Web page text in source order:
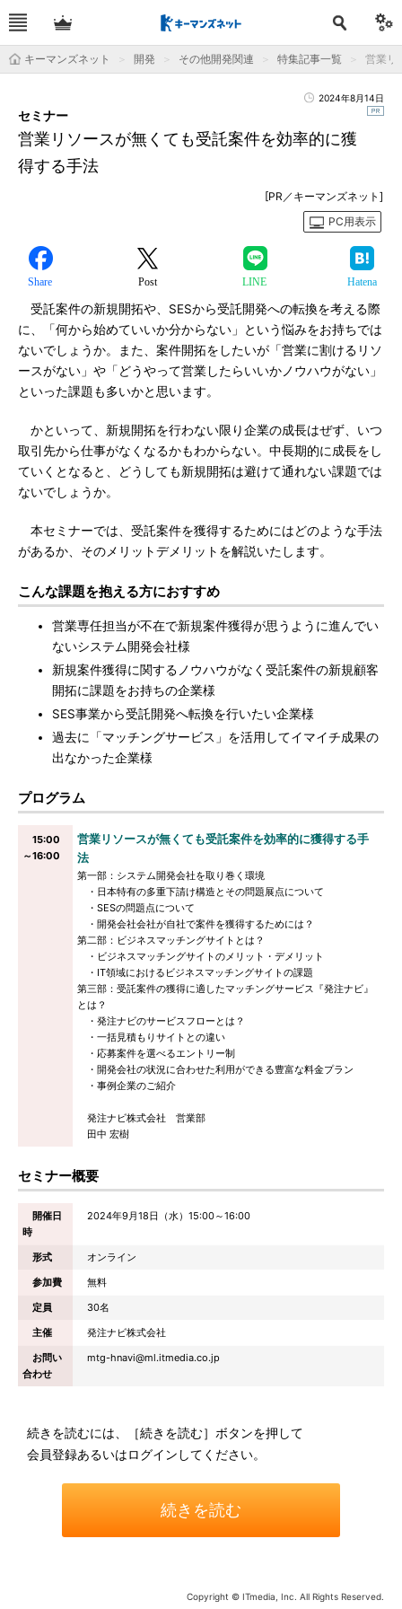
キーマンズネット 開発 その他開発関連 特集記事一覧 営業リ
2024年8月14日
営業リソースが無くても受託案件を効率的に獲
得する手法
セミナー
[PR／キーマンズネット]
PC用表示
Share Post LINE Hatena
受託案件の新規開拓や、SESから受託開発への転換を考える際
に、「何から始めていいか分からない」という悩みをお持ちでは
ないでしょうか。また、案件開拓をしたいが「営業に割けるリソ
ースがない」や「どうやって営業したらいいかノウハウがない」
といった課題も多いかと思います。
かといって、新規開拓を行わない限り企業の成長はぜず、いつ
取引先から仕事がなくなるかもわからない。中長期的に成長をし
ていくとなると、どうしても新規開拓は避けて通れない課題では
ないでしょうか。
本セミナーでは、受託案件を獲得するためにはどのような手法
があるか、そのメリットデメリットを解説いたします。
こんな課題を抱える方におすすめ
営業専任担当が不在で新規案件獲得が思うように進んでい
ないシステム開発会社様
新規案件獲得に関するノウハウがなく受託案件の新規顧客
開拓に課題をお持ちの企業様
SES事業から受託開発へ転換を行いたい企業様
過去に「マッチングサービス」を活用してイマイチ成果の
出なかった企業様
プログラム
15:00
～16:00
営業リソースが無くても受託案件を効率的に獲得する手
法
第一部：システム開発会社を取り巻く環境
・日本特有の多重下請け構造とその問題展点について
・SESの問題点について
・開発会社会社が自社で案件を獲得するためには？
第二部：ビジネスマッチングサイトとは？
・ビジネスマッチングサイトのメリット・デメリット
・IT領域におけるビジネスマッチングサイトの課題
第三部：受託案件の獲得に適したマッチングサービス『発注ナビ』
とは？
・発注ナビのサービスフローとは？
・一括見積もりサイトとの違い
・応募案件を選べるエントリー制
・開発会社の状況に合わせた利用ができる豊富な料金プラン
・事例企業のご紹介
発注ナビ株式会社 営業部
田中 宏樹
セミナー概要
開催日
時
2024年9月18日（水）15:00～16:00
形式
オンライン
参加費
無料
定員
30名
主催
発注ナビ株式会社
お問い
合わせ
mtg-hnavi@ml.itmedia.co.jp
続きを読むには、［続きを読む］ボタンを押して
会員登録あるいはログインしてください。
続きを読む
Copyright © ITmedia, Inc. All Rights Reserved.